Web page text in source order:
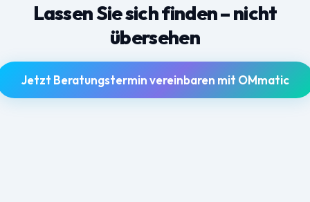
Lassen Sie sich finden – nicht
übersehen
Jetzt Beratungstermin vereinbaren mit OMmatic